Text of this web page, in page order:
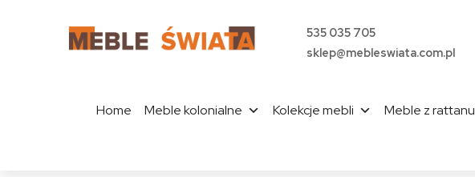
535 035 705
sklep@mebleswiata.com.pl
Home Meble kolonialne Kolekcje mebli Meble z rattanu